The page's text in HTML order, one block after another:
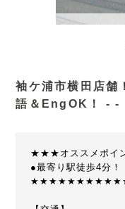
袖ケ浦市横田店舗
語＆EngOK！ - -
★★★オススメ
●最寄り駅徒歩4分！